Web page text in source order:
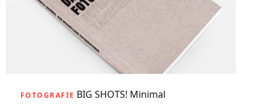
FOTOGRAFIE BIG SHOTS! Minimal